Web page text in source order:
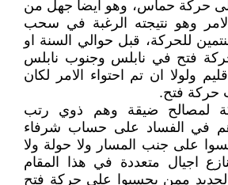
حركة حماس، وهو أيضا جهل من
وهو نتيجته الرغبة في سحب
للحركة، قبل حوالي السنة او
فتح في نابلس وجنوب نابلس
ولولا ان تم احتواء الامر لكان
حركة فتح.
لمصالح ضيقة وهم ذوي رتب
في الفساد على حساب شرفاء
على جنب المسار ولا حولة ولا
اجيال متعددة في هذا المقام
الجديد ممن يحسبوا على حركة فتح